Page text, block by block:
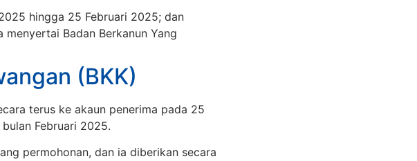
hingga 25 Februari 2025; dan
Badan Berkanun Yang
(BKK)
terus ke akaun penerima pada 25
Februari 2025.
permohonan, dan ia diberikan secara